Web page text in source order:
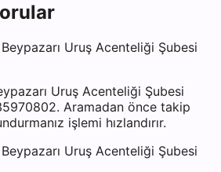
Uruş Acenteliği Şubesi
Uruş Acenteliği Şubesi
Aramadan önce takip
işlemi hızlandırır.
Uruş Acenteliği Şubesi